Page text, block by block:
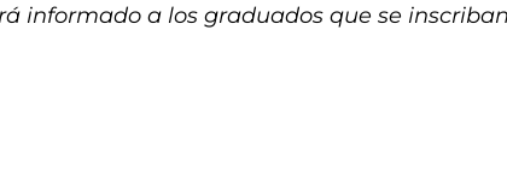
informado a los graduados que se